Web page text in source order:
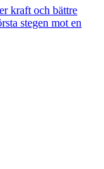
kraft och bättre
stegen mot en